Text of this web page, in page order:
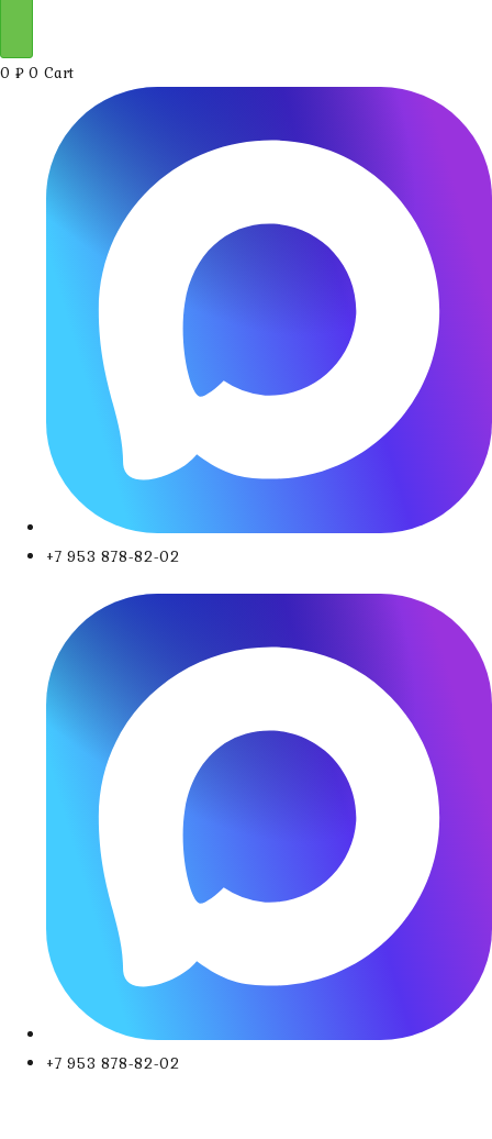
0 ₽ 0 Cart
+7 953 878-82-02
+7 953 878-82-02